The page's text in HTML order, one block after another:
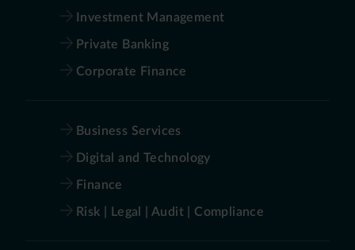
Investment Management
Private Banking
Corporate Finance
Business Services
Digital and Technology
Finance
Risk | Legal | Audit | Compliance